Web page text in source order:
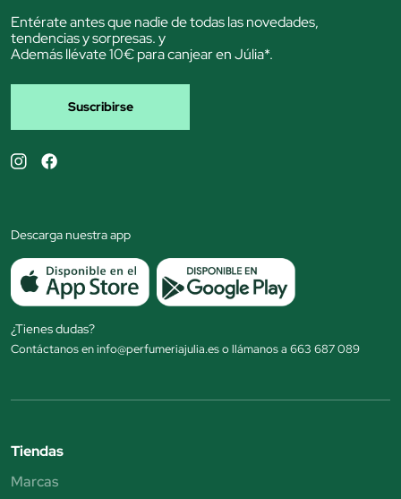
Entérate antes que nadie de todas las novedades,
tendencias y sorpresas. y
Además llévate 10€ para canjear en Júlia*.
Suscribirse
Descarga nuestra app
¿Tienes dudas?
Contáctanos en info@perfumeriajulia.es o llámanos a 663 687 089
Tiendas
Marcas